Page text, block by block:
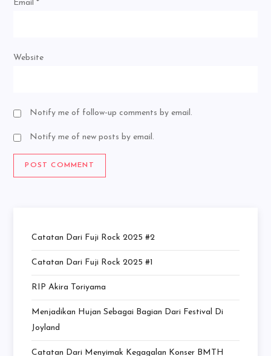
Email*
Website
Notify me of follow-up comments by email.
Notify me of new posts by email.
Catatan Dari Fuji Rock 2025 #2
Catatan Dari Fuji Rock 2025 #1
RIP Akira Toriyama
Menjadikan Hujan Sebagai Bagian Dari Festival Di
Joyland
Catatan Dari Menyimak Kegagalan Konser BMTH